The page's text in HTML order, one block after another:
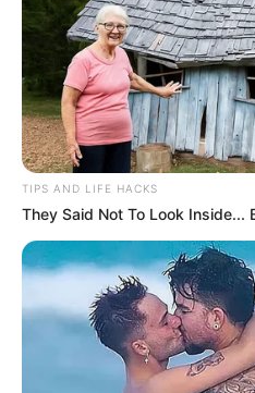
Mortes por dengue crescem
patamar
TIPS AND LIFE HACKS
They Said Not To Look Inside...